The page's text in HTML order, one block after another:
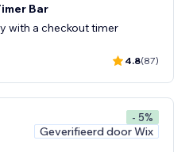
Bar
with a checkout timer
4.8(87)
- 5%
Geverifieerd door Wix